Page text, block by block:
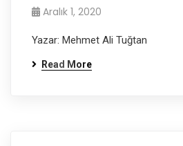
Aralık 1, 2020
Yazar: Mehmet Ali Tuğtan
Read More